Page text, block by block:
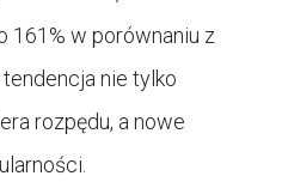
161% w porównaniu z
nie tylko
rozpędu, a nowe